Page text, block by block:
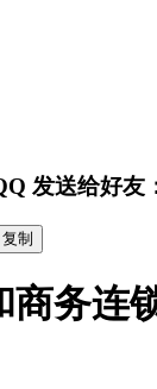
发送给好友
商务连